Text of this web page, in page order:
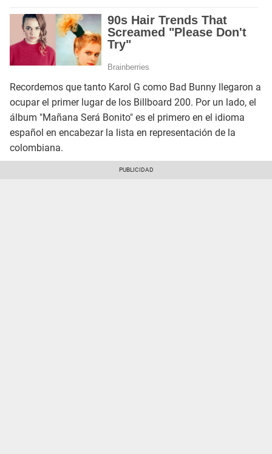
Recordemos que tanto Karol G como Bad Bunny llegaron a
ocupar el primer lugar de los Billboard 200. Por un lado, el
álbum "Mañana Será Bonito" es el primero en el idioma
español en encabezar la lista en representación de la
colombiana.